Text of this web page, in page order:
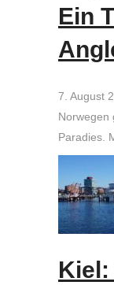
Ein
7. August
Norwegen
Paradies.
Kiel: